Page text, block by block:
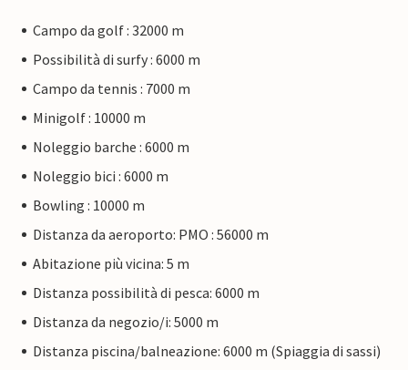
Campo da golf : 32000 m
Possibilità di surfy : 6000 m
Campo da tennis : 7000 m
Minigolf : 10000 m
Noleggio barche : 6000 m
Noleggio bici : 6000 m
Bowling : 10000 m
Distanza da aeroporto: PMO : 56000 m
Abitazione più vicina: 5 m
Distanza possibilità di pesca: 6000 m
Distanza da negozio/i: 5000 m
Distanza piscina/balneazione: 6000 m (Spiaggia di sassi)